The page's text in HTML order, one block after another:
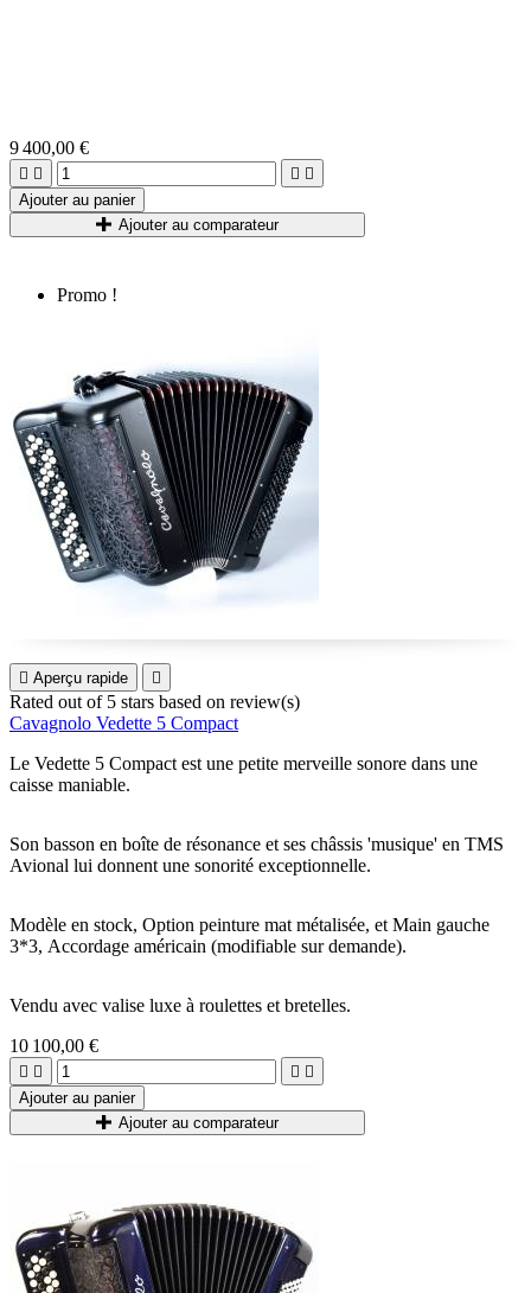
9 400,00 €
   
Ajouter au panier
Ajouter au comparateur
Promo !
 Aperçu rapide 
Rated out of 5 stars based on review(s)
Cavagnolo Vedette 5 Compact
Le Vedette 5 Compact est une petite merveille sonore dans une
caisse maniable.
Son basson en boîte de résonance et ses châssis 'musique' en TMS
Avional lui donnent une sonorité exceptionnelle.
Modèle en stock, Option peinture mat métalisée, et Main gauche
3*3, Accordage américain (modifiable sur demande).
Vendu avec valise luxe à roulettes et bretelles.
10 100,00 €
   
Ajouter au panier
Ajouter au comparateur